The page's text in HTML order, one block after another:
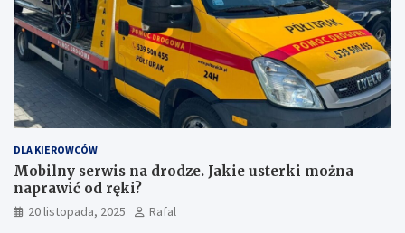
DLA KIEROWCÓW
Mobilny serwis na drodze. Jakie usterki można
naprawić od ręki?
20 listopada, 2025 Rafal